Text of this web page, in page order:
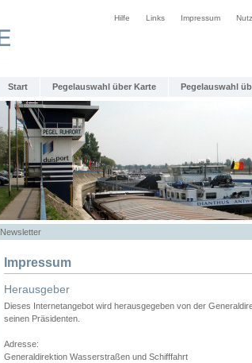
Hilfe Links Impressum
Start Pegelauswahl über Karte Pegelauswahl
Newsletter
Impressum
Herausgeber
Dieses Internetangebot wird herausgegeben von der
seinen Präsidenten.
Adresse:
Generaldirektion Wasserstraßen und Schifffahrt